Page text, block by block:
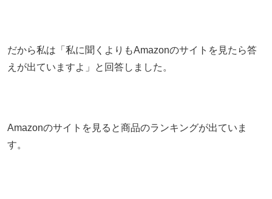
だから私は「私に聞くよりもAmazonのサイトを見たら答
えが出ていますよ」と回答しました。
Amazonのサイトを見ると商品のランキングが出ていま
す。